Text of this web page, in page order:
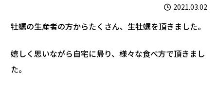
2021.03.02
牡蠣の生産者の方からたくさん、生牡蠣を頂きました。
嬉しく思いながら自宅に帰り、様々な食べ方で頂きまし
た。